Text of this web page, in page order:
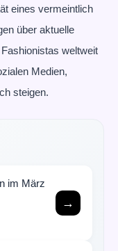
eines vermeintlich
über aktuelle
weltweit
Medien,
steigen.
im März
→